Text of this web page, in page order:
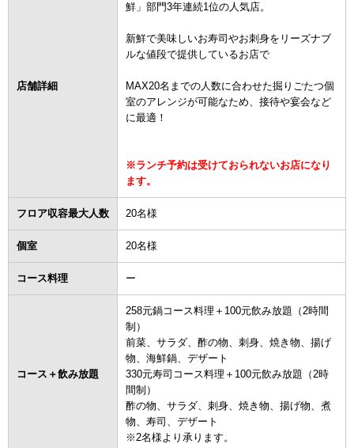
店舗詳細
鮮」部門3年連続1位の人気店。
新鮮で美味しいお寿司やお刺身をリーズナブ
ルな値段で提供しているお店で
MAX20名までの人数に合わせた掘りごたつ個
室のアレンジが可能なため、接待や宴会など
に最適！
※ランチ予約は受けておられないお店になり
ます。
フロア収容最大人数 20名様
個室 20名様
コース料理 ー
コース＋飲み放題
258元鍋コース料理＋100元飲み放題（2時間
制）
前菜、サラダ、酢の物、刺身、焼き物、揚げ
物、海鮮鍋、デザート
330元寿司コース料理＋100元飲み放題（2時
間制）
酢の物、サラダ、刺身、焼き物、揚げ物、煮
物、寿司、デザート
※2名様より承ります。